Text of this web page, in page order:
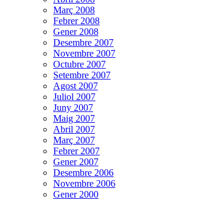
Març 2008
Febrer 2008
Gener 2008
Desembre 2007
Novembre 2007
Octubre 2007
Setembre 2007
Agost 2007
Juliol 2007
Juny 2007
Maig 2007
Abril 2007
Març 2007
Febrer 2007
Gener 2007
Desembre 2006
Novembre 2006
Gener 2000